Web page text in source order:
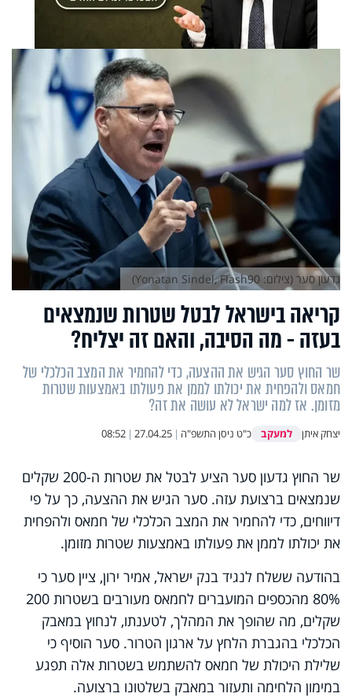
קריאה בישראל לבטל שטרות שנמצאים
בעזה - מה הסיבה, והאם זה יצליח?
שר החוץ סער הגיש את ההצעה, כדי להחמיר את המצב הכלכלי של
חמאס ולהפחית את יכולתו לממן את פעולתו באמצעות שטרות
מזומן. אז למה ישראל לא עושה את זה?
יצחק איתן למעקב כ"ט ניסן התשפ"ה |
27.04.25
|
08:52
גדעון סער (צילום: Yonatan Sindel, Flash90)
שר החוץ גדעון סער הציע לבטל את שטרות ה-200 שקלים
שנמצאים ברצועת עזה. סער הגיש את ההצעה, כך על פי
דיווחים, כדי להחמיר את המצב הכלכלי של חמאס ולהפחית
את יכולתו לממן את פעולתו באמצעות שטרות מזומן.
בהודעה ששלח לנגיד בנק ישראל, אמיר ירון, ציין סער כי
80% מהכספים המועברים לחמאס מעורבים בשטרות 200
שקלים, מה שהופך את המהלך, לטענתו, לנחוץ במאבק
הכלכלי בהגברת הלחץ על ארגון הטרור. סער הוסיף כי
שלילת היכולת של חמאס להשתמש בשטרות אלה תפגע
במימון הלחימה ותעזור במאבק בשלטונו ברצועה.